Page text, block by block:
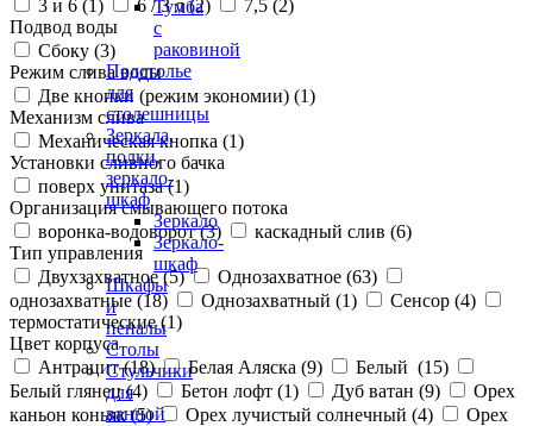
Тумба
с
раковиной
Подстолье
для
столешницы
Зеркала,
полки,
зеркало-
шкаф
Зеркало
Зеркало-
шкаф
Шкафы
и
пеналы
Столы
Стульчики
для
ванной
3 и 6 (1) 6 / 3 л (2) 7,5 (2)
Подвод воды
Сбоку (3)
Режим слива воды
Две кнопки (режим экономии) (1)
Механизм слива
Механическая кнопка (1)
Установки сливного бачка
поверх унитаза (1)
Организация смывающего потока
воронка-водоворот (3) каскадный слив (6)
Тип управления
Двухзахватное (5) Однозахватное (63)
однозахватные (18) Однозахватный (1) Сенсор (4)
термостатические (1)
Цвет корпуса
Антрацит (18) Белая Аляска (9) Белый (15)
Белый глянец (4) Бетон лофт (1) Дуб ватан (9)
Орех
каньон коньяк (5) Орех лучистый солнечный (4)
Орех